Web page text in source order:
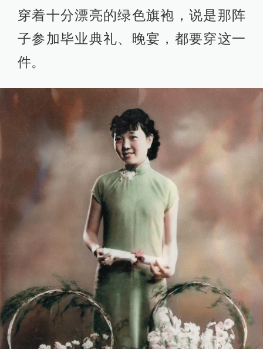
穿着十分漂亮的绿色旗袍，说是那阵
子参加毕业典礼、晚宴，都要穿这一
件。